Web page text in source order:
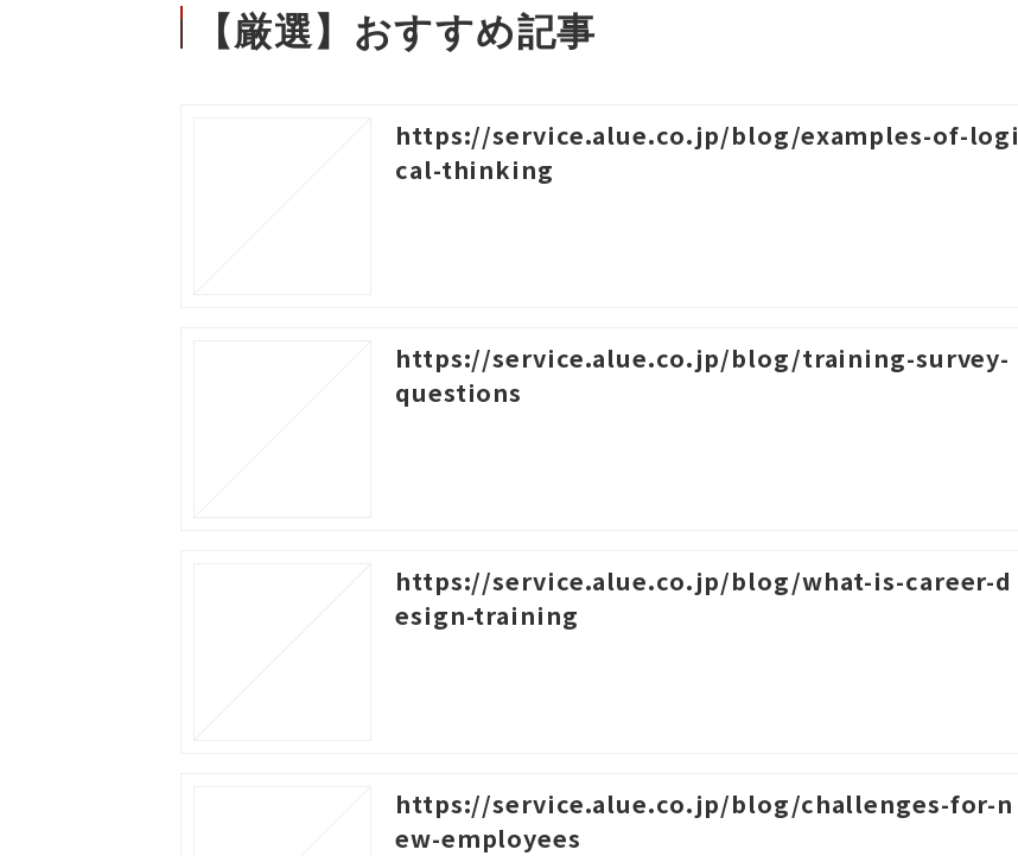
【厳選】おすすめ記事
https://service.alue.co.jp/blog/examples-of-logi
cal-thinking
https://service.alue.co.jp/blog/training-survey-
questions
https://service.alue.co.jp/blog/what-is-career-d
esign-training
https://service.alue.co.jp/blog/challenges-for-n
ew-employees